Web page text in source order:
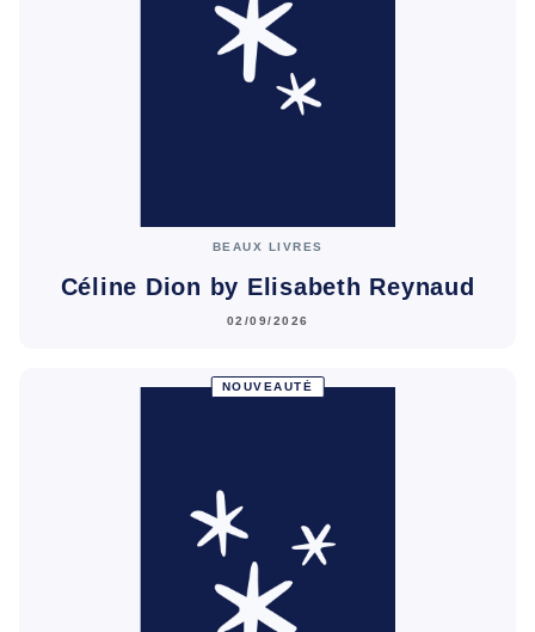
BEAUX LIVRES
Céline Dion by Elisabeth Reynaud
02/09/2026
NOUVEAUTÉ